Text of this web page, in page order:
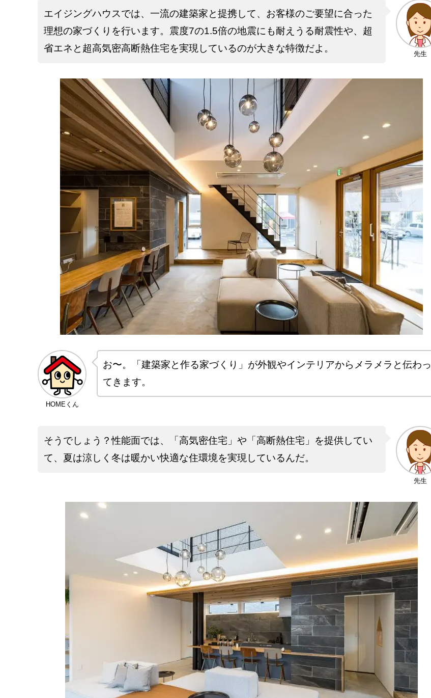
先生
エイジングハウスでは、一流の建築家と提携して、お客様のご要望に合った
理想の家づくりを行います。震度7の1.5倍の地震にも耐えうる耐震性や、超
省エネと超高気密高断熱住宅を実現しているのが大きな特徴だよ。
HOMEくん
お〜。「建築家と作る家づくり」が外観やインテリアからメラメラと伝わっ
てきます。
先生
そうでしょう？性能面では、「高気密住宅」や「高断熱住宅」を提供してい
て、夏は涼しく冬は暖かい快適な住環境を実現しているんだ。